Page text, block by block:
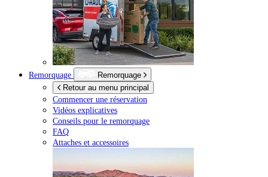
Remorquage
Remorquage
Retour au menu principal
Commencer une réservation
Vidéos explicatives
Conseils pour le remorquage
FAQ
Attaches et accessoires